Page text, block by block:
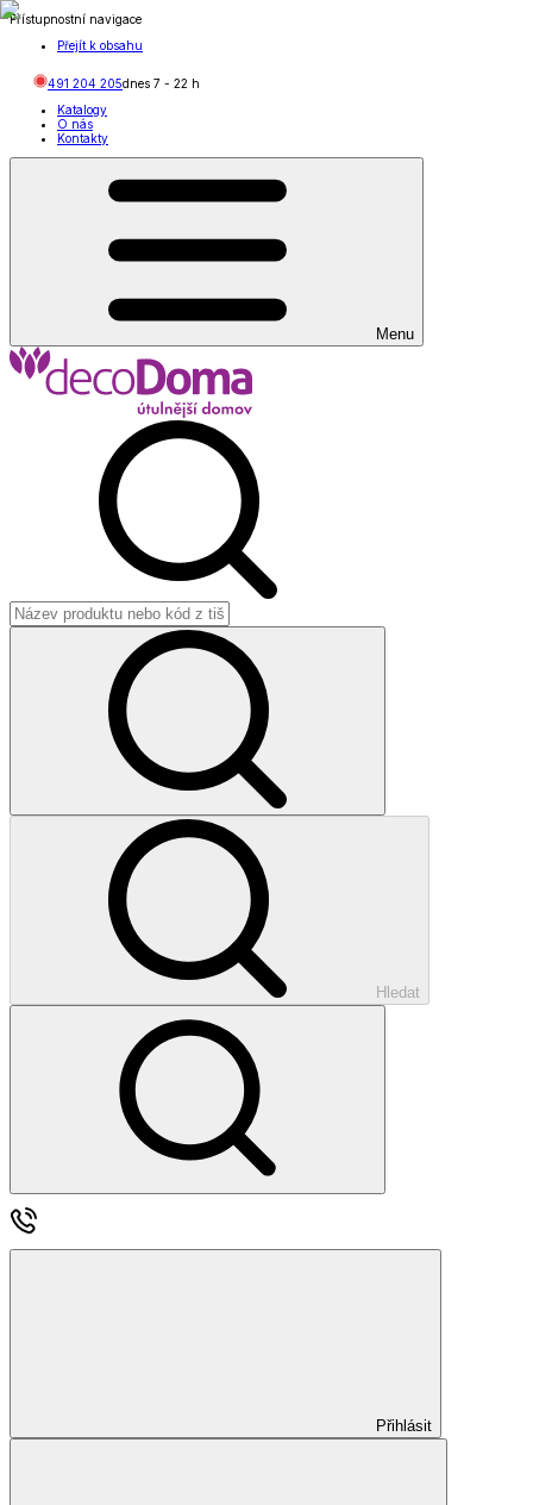
Přístupnostní navigace
Přejít k obsahu
491 204 205dnes 7 - 22 h
Katalogy
O nás
Kontakty
Menu
Hledat
Přihlásit